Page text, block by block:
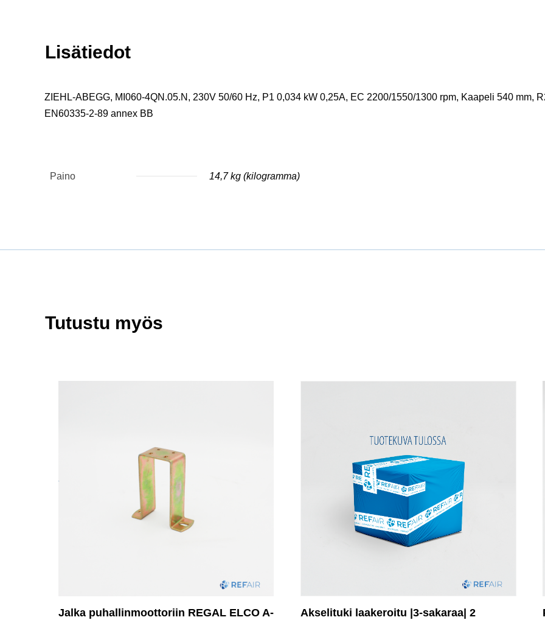
Lisätiedot
ZIEHL-ABEGG, MI060-4QN.05.N, 230V 50/60 Hz, P1 0,034 kW 0,25A, EC 2200/1550/1300 rpm, Kaapeli 540 mm,
EN60335-2-89 annex BB
Paino 14,7 kg (kilogramma)
Tutustu myös
Jalka puhallinmoottoriin REGAL ELCO A-
Akselituki laakeroitu |3-sakaraa| 2